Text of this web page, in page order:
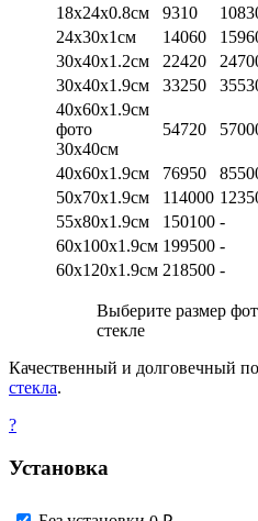
18х24х0.8см
9310
24х30х1см
14060
30х40х1.2см
22420
30х40х1.9см
33250
40х60х1.9см
фото
30х40см
54720
40х60х1.9см 76950
50х70х1.9см
114000
55х80х1.9см
150100 -
60х100х1.9см 199500 -
60х120х1.9см 218500 -
Выберите размер
стекле
Качественный и долговечный
стекла.
?
Установка